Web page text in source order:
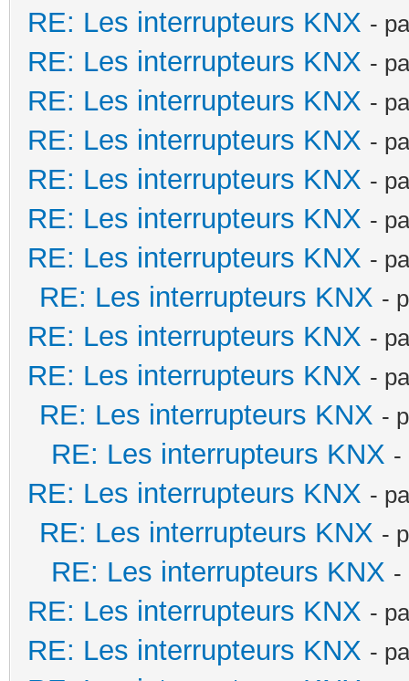
RE: Les interrupteurs KNX -
RE: Les interrupteurs KNX -
RE: Les interrupteurs KNX -
RE: Les interrupteurs KNX -
RE: Les interrupteurs KNX -
RE: Les interrupteurs KNX -
RE: Les interrupteurs KNX -
RE: Les interrupteurs KNX -
RE: Les interrupteurs KNX -
RE: Les interrupteurs KNX -
RE: Les interrupteurs KNX -
RE: Les interrupteurs KNX -
RE: Les interrupteurs KNX -
RE: Les interrupteurs KNX -
RE: Les interrupteurs KNX -
RE: Les interrupteurs KNX -
RE: Les interrupteurs KNX -